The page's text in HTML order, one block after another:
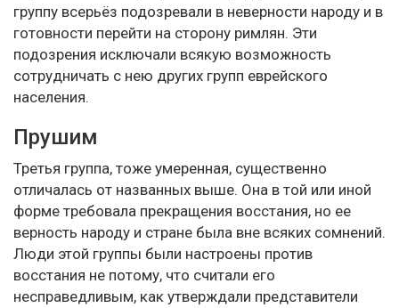
группу всерьёз подозревали в неверности народу и в
готовности перейти на сторону римлян. Эти
подозрения исключали всякую возможность
сотрудничать с нею других групп еврейского
населения.
Прушим
Третья группа, тоже умеренная, существенно
отличалась от названных выше. Она в той или иной
форме требовала прекращения восстания, но ее
верность народу и стране была вне всяких сомнений.
Люди этой группы были настроены против
восстания не потому, что считали его
несправедливым, как утверждали представители